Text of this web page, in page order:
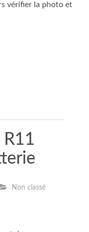
vérifier la photo et
Non classé